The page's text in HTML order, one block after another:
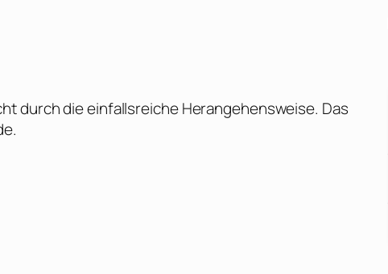
durch die einfallsreiche Herangehensweise. Das